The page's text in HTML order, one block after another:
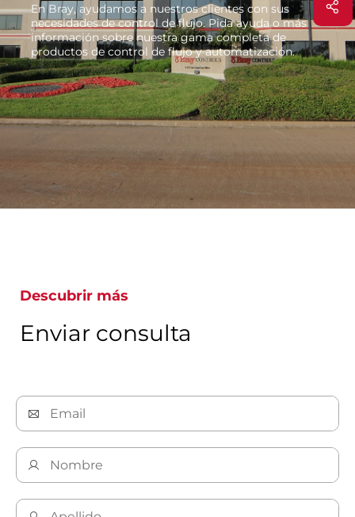
En Bray, ayudamos a nuestros clientes con sus
necesidades de control de flujo. Pida ayuda o más
información sobre nuestra gama completa de
productos de control de flujo y automatización.
Descubrir más
Enviar consulta